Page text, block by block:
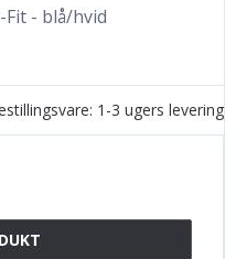
Fit - blå/hvid
1-3 ugers levering